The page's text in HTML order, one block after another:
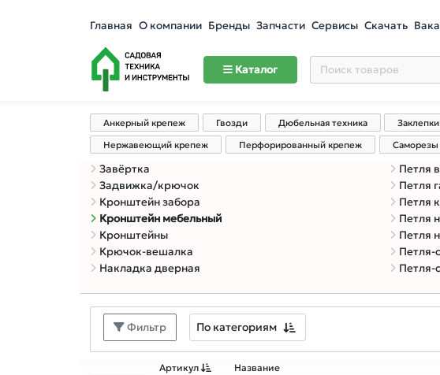
Главная О компании Бренды Запчасти Сервисы Скачать
Каталог
Анкерный крепеж Гвозди Дюбельная техника Заклепки
Нержавеющий крепеж
Перфорированный крепеж
Завёртка
Задвижка/крючок
Кронштейн забора
Кронштейн мебельный
Кронштейны
Крючок-вешалка
Накладка дверная
Петля
Петля
Петля
Петля
Петля
Петля-
Петля-
Фильтр По категориям
Артикул Название